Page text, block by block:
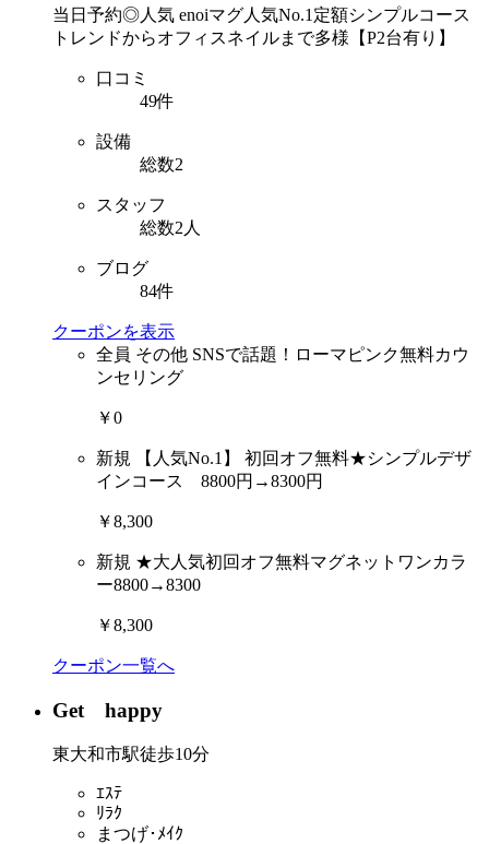
当日予約◎人気 enoiマグ人気No.1定額シンプルコース
トレンドからオフィスネイルまで多様【P2台有り】
口コミ
49件
設備
総数2
スタッフ
総数2人
ブログ
84件
クーポンを表示
全員 その他 SNSで話題！ローマピンク無料カウ
ンセリング
￥0
新規
【人気No.1】 初回オフ無料★シンプルデザ
インコース 8800円→8300円
￥8,300
新規 ★大人気初回オフ無料マグネットワンカラ
ー8800→8300
￥8,300
クーポン一覧へ
Get happy
東大和市駅徒歩10分
ｴｽﾃ
ﾘﾗｸ
まつげ･ﾒｲｸ